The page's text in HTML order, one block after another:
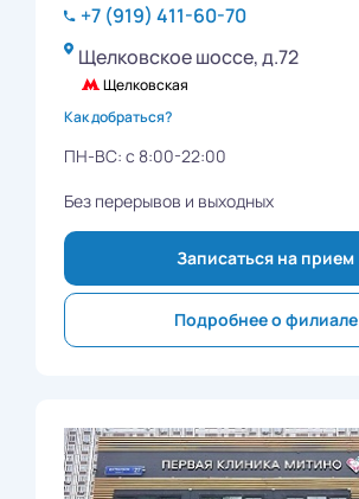
+7 (919) 411-60-70
Щелковское шоссе, д.72
Щелковская
Как добраться?
ПН-ВС: с 8:00-22:00
Без перерывов и выходных
Записаться на прием
Подробнее о филиале